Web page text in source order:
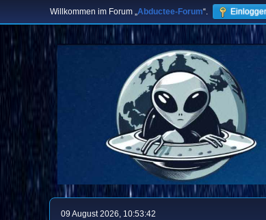
Willkommen im Forum „Abductee-Forum“.
09 August 2026, 10:53:42